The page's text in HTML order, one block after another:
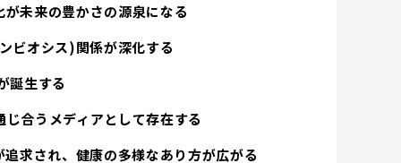
未来の豊かさの源泉になる
ビオシス)関係が深化する
誕生する
合うメディアとして存在する
求され、健康の多様なあり方が広がる